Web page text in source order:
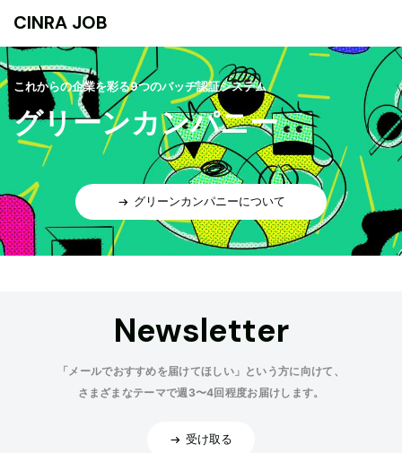
CINRA JOB
これからの企業を彩る9つのバッヂ認証システム
グリーンカンパニー
グリーンカンパニーについて
Newsletter
「メールでおすすめを届けてほしい」という方に向けて、
さまざまなテーマで週3〜4回程度お届けします。
受け取る